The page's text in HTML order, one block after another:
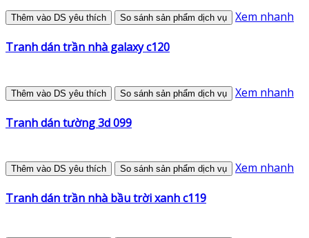
Thêm vào DS yêu thích So sánh sản phẩm dịch vụ Xem nhanh
Tranh dán trần nhà galaxy c120
Thêm vào DS yêu thích So sánh sản phẩm dịch vụ Xem nhanh
Tranh dán tường 3d 099
Thêm vào DS yêu thích So sánh sản phẩm dịch vụ Xem nhanh
Tranh dán trần nhà bầu trời xanh c119